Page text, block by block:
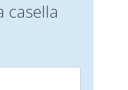
casella